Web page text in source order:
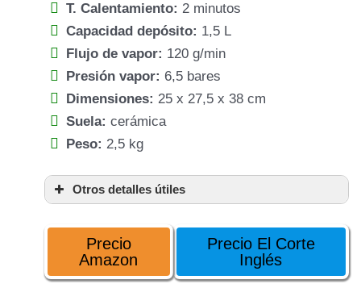
T. Calentamiento: 2 minutos
Capacidad depósito: 1,5 L
Flujo de vapor: 120 g/min
Presión vapor: 6,5 bares
Dimensiones: 25 x 27,5 x 38 cm
Suela: cerámica
Peso: 2,5 kg
Otros detalles útiles
antical
Indicador luminoso
Precio
Amazon
Precio El Corte
Inglés